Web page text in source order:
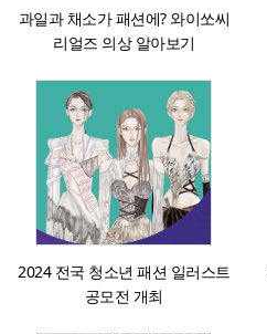
과일과 채소가 패션에? 와이쏘씨
리얼즈 의상 알아보기
2024 전국 청소년 패션 일러스트
공모전 개최